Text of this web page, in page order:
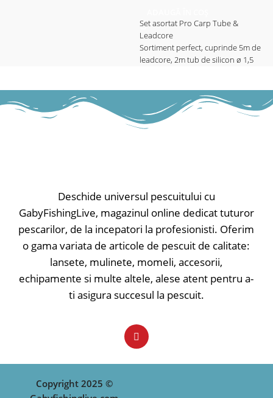
Set asortat Pro Carp Tube &
Leadcore
Sortiment perfect, cuprinde 5m de
leadcore, 2m tub de silicon ø 1,5
exterior ø1,75 mm și 10x 5cm tuburi
termo-retractibile cu ø 2,5 mm.
Sortimentul SmartRig Tube &
cu clips pentru plumb, culisante sau
helicopter.
- Culoarea nămolului
Deschide universul pescuitului cu
GabyFishingLive, magazinul online dedicat tuturor
pescarilor, de la incepatori la profesionisti. Oferim
o gama variata de articole de pescuit de calitate:
lansete, mulinete, momeli, accesorii,
echipamente si multe altele, alese atent pentru a-
ti asigura succesul la pescuit.
Copyright 2025 ©